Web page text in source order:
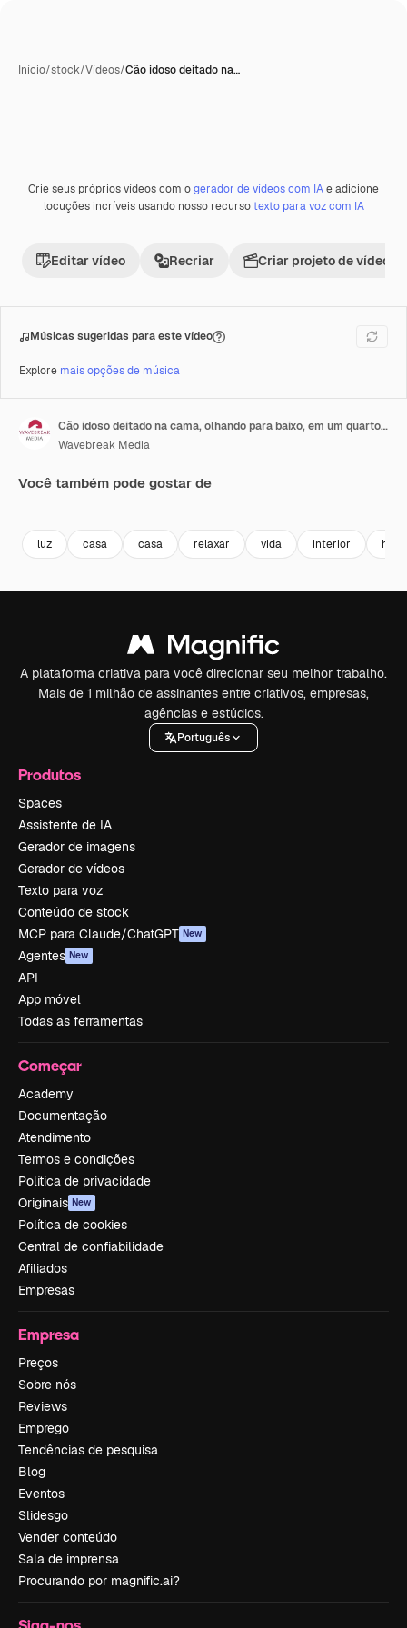
Início/stock/Vídeos/Cão idoso deitado na…
Premium
Crie seus próprios vídeos com ogerador de vídeos com IAe adicione
locuções incríveis usando nosso recursotexto para voz com IA
Editar vídeo Recriar Criar projeto de vídeo
Músicas sugeridas para este vídeo
Explore mais opções de música
Cão idoso deitado na cama, olhando para baixo, em um quarto iluminado
Wavebreak Media
Você também pode gostar de
luz casa casa relaxar vida interior hotel
A plataforma criativa para você direcionar seu melhor trabalho.
Mais de 1 milhão de assinantes entre criativos, empresas,
agências e estúdios.
Português
Produtos
Spaces
Assistente de IA
Gerador de imagens
Gerador de vídeos
Texto para voz
Conteúdo de stock
MCP para Claude/ChatGPT New
Agentes New
API
App móvel
Todas as ferramentas
Começar
Academy
Documentação
Atendimento
Termos e condições
Política de privacidade
Originais New
Política de cookies
Central de confiabilidade
Afiliados
Empresas
Empresa
Preços
Sobre nós
Reviews
Emprego
Tendências de pesquisa
Blog
Eventos
Slidesgo
Vender conteúdo
Sala de imprensa
Procurando por magnific.ai?